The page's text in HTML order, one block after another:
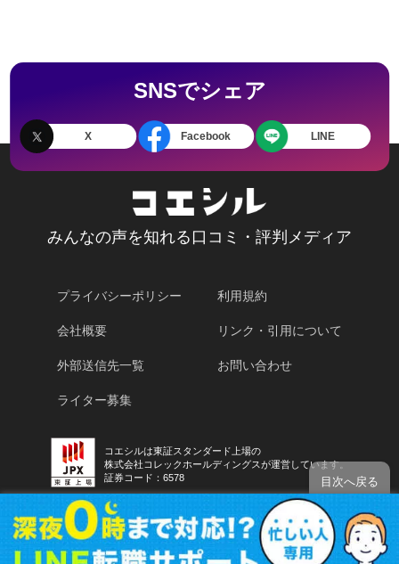
SNSでシェア
X Facebook LINE
みんなの声を知れる口コミ・評判メディア
プライバシーポリシー 利用規約
会社概要 リンク・引用について
外部送信先一覧 お問い合わせ
ライター募集
コエシルは東証スタンダード上場の
株式会社コレックホールディングスが運営しています。
証券コード：6578
コエシルを運営する株式会社ホールディングスは
景表法・特定商取引法に関する認定資格「KTAA」の団体認証マークを取
得しています。
目次へ戻る